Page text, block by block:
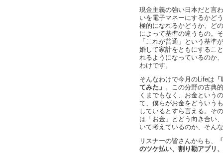
現金主義の強い日本だと言
いを電子マネーにするかど
極的になれるかどうか、ど
によって基準の違うもの。
「これが普通」という基準
婚して家計をともにするこ
れるようになっているのか
わけです。
そんなわけで今月のLifeは
てみた」 。この分野の古典
くまでもなく、お金という
て、僕らがお金をどういう
しているとすら言える。そ
は「お金」とどう向き合い
いて考えているのか、そん
リスナーの皆さんからも、
のツケ払い、割り勘アプリ